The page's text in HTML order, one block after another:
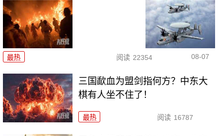
最热 阅读 22354 08-07
三国歃血为盟剑指何方？中东大
棋有人坐不住了！
最热 阅读 16787